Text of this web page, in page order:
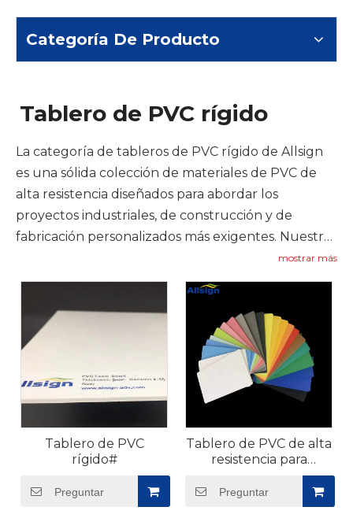
Categoría De Producto
Tablero de PVC rígido
La categoría de tableros de PVC rígido de Allsign
es una sólida colección de materiales de PVC de
alta resistencia diseñados para abordar los
proyectos industriales, de construcción y de
fabricación personalizados más exigentes. Nuestro
tablero de PVC rígido está diseñado con un núcleo
grueso y denso que brinda resistencia estructural
convierte en un material ideal para aplicaciones
donde la durabilidad y la capacidad de carga son
primordiales. A diferencia de los tableros de
espuma de PVC livianos, nuestros tableros de PVC
rígido están diseñados para resistir un uso intensivo
en entornos industriales, incluidos protectores de
máquinas, soportes estructurales y cerramientos
industriales, así como proyectos personalizados
como marcos de señalización exterior y encofrados
mostrar más
Tablero de PVC
rígido#
Preguntar
Tablero de PVC de alta
resistencia para
Preguntar